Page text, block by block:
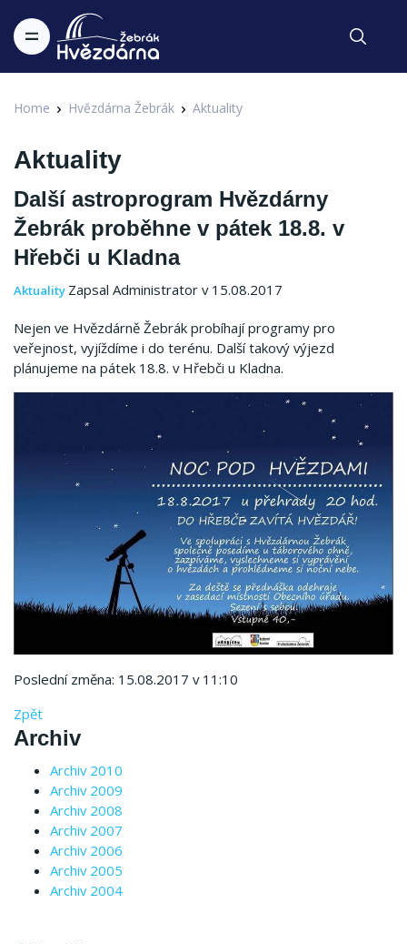
Home Hvězdárna Žebrák Aktuality
Aktuality
Další astroprogram Hvězdárny
Žebrák proběhne v pátek 18.8. v
Hřebči u Kladna
Aktuality Zapsal Administrator v 15.08.2017
Nejen ve Hvězdárně Žebrák probíhají programy pro
veřejnost, vyjíždíme i do terénu. Další takový výjezd
plánujeme na pátek 18.8. v Hřebči u Kladna.
Poslední změna: 15.08.2017 v 11:10
Zpět
Archiv
Archiv 2010
Archiv 2009
Archiv 2008
Archiv 2007
Archiv 2006
Archiv 2005
Archiv 2004